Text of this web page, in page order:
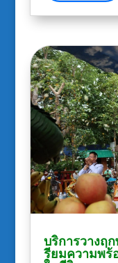
บริการวางฤ
รียมความพร้